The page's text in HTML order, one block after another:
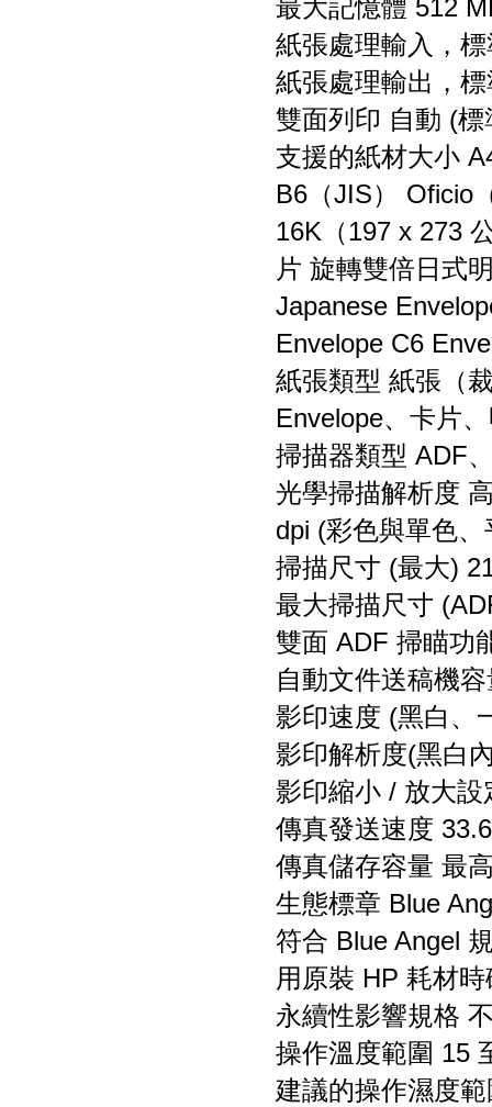
最大記憶體 512
紙張處理輸入，
紙張處理輸出，
雙面列印 自動 (標
支援的紙材大小
B6（JIS） Oficio
16K（197 x 273
片 旋轉雙倍日式
Japanese
Envelope C6
紙張類型 紙張（
Envelope、卡片
掃描器類型 ADF
光學掃描解析度
dpi (彩色與單色、
掃描尺寸 (最大)
最大掃描尺寸
雙面 ADF 掃瞄功
自動文件送稿機
影印速度 (黑白、
影印解析度(黑白
影印縮小 / 放大設
傳真發送速度
傳真儲存容量 最
生態標章 Blue
符合 Blue Angel
用原裝 HP 耗材
永續性影響規格
操作溫度範圍 15
建議的操作濕度